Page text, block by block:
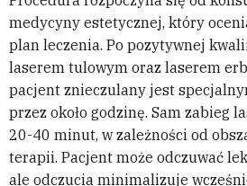
medycyny estetycznej, który
plan leczenia. Po pozytywnej
laserem tulowym oraz laserem
pacjent znieczulany jest
przez około godzinę. Sam zabieg
20-40 minut, w zależności od
terapii. Pacjent może odczuwać
ale odczucia minimalizuje